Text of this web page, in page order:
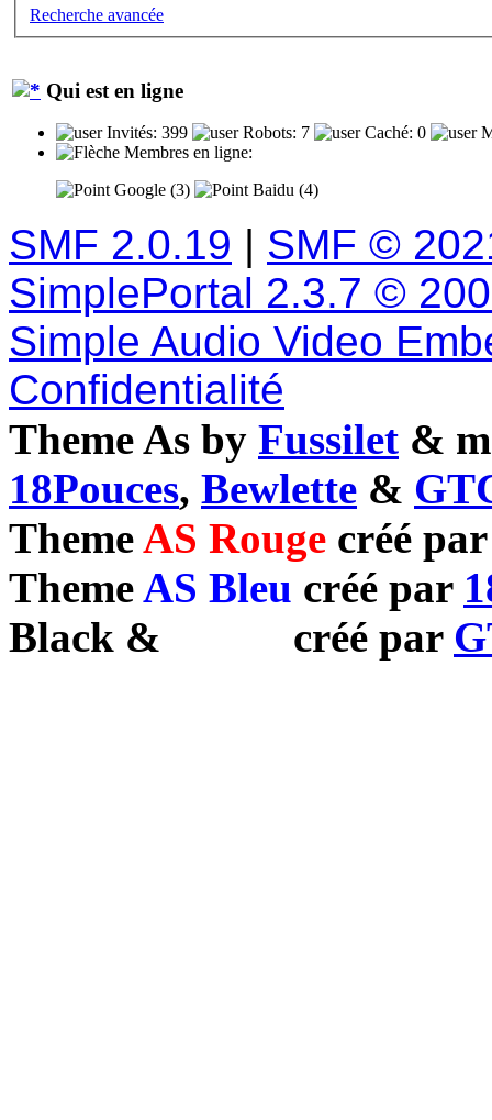
Recherche avancée
Qui est en ligne
Invités: 399 Robots: 7 Caché: 0
Membres en ligne:
Google (3)
Baidu (4)
SMF 2.0.19 | SMF ©
SimplePortal 2.3.7 ©
Simple Audio Video
Confidentialité
Theme As by Fussilet &
18Pouces, Bewlette &
ThemeAS Rouge créé
ThemeAS Bleu créé par
Black & créé par